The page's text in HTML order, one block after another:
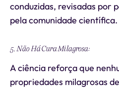
conduzidas, revisadas por
pela comunidade científica.
5. Não Há Cura Milagrosa:
A ciência reforça que
propriedades milagrosas